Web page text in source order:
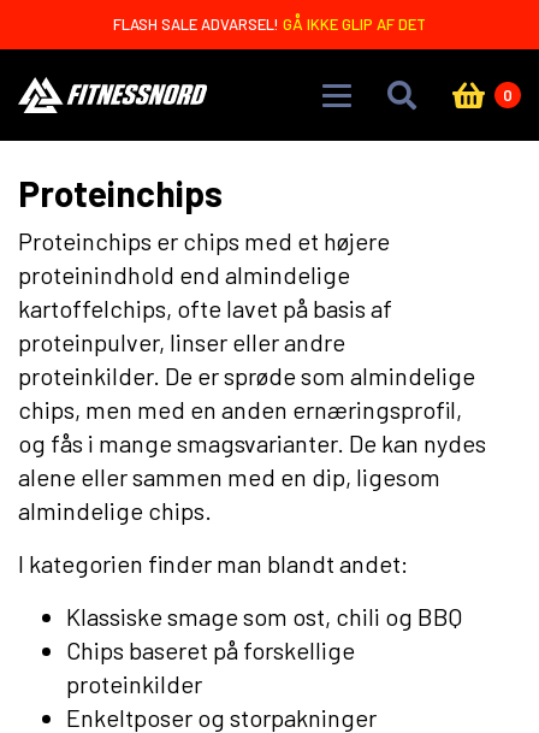
FLASH SALE ADVARSEL! GÅ IKKE GLIP AF DET
0
Proteinchips
Proteinchips er chips med et højere
proteinindhold end almindelige
kartoffelchips, ofte lavet på basis af
proteinpulver, linser eller andre
proteinkilder. De er sprøde som almindelige
chips, men med en anden ernæringsprofil,
og fås i mange smagsvarianter. De kan nydes
alene eller sammen med en dip, ligesom
almindelige chips.
I kategorien finder man blandt andet:
Klassiske smage som ost, chili og BBQ
Chips baseret på forskellige
proteinkilder
Enkeltposer og storpakninger